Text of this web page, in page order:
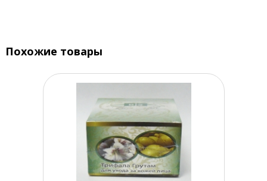
Похожие товары